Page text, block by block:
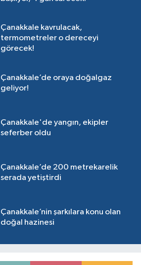
Çanakkale kavrulacak,
termometreler o dereceyi
görecek!
Çanakkale’de oraya doğalgaz
geliyor!
Çanakkale'de yangın, ekipler
seferber oldu
Çanakkale’de 200 metrekarelik
serada yetiştirdi
Çanakkale’nin şarkılara konu olan
doğal hazinesi